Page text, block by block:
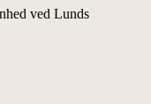
ved Lunds